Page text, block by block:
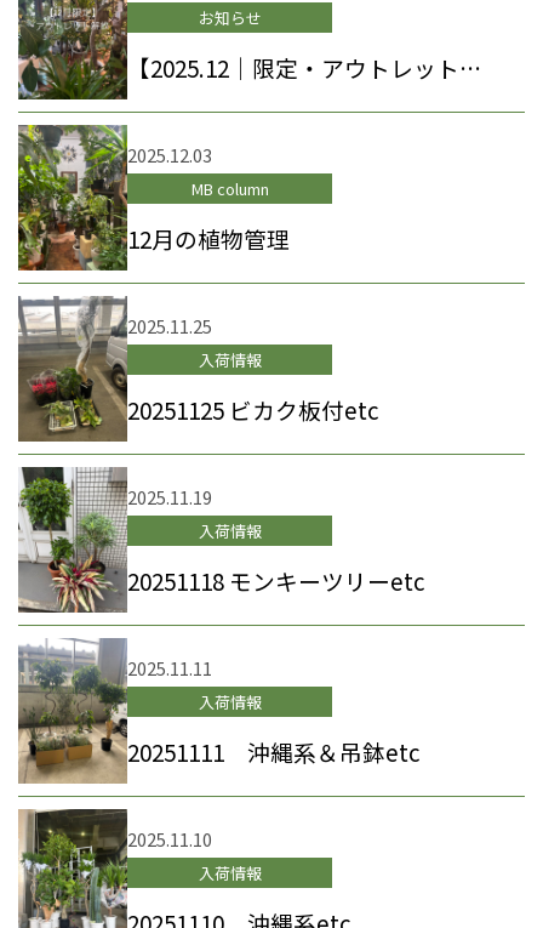
お知らせ
【2025.12｜限定・アウトレット解放のお知らせ】
2025.12.03
MB column
12月の植物管理
2025.11.25
入荷情報
20251125 ビカク板付etc
2025.11.19
入荷情報
20251118 モンキーツリーetc
2025.11.11
入荷情報
20251111 沖縄系＆吊鉢etc
2025.11.10
入荷情報